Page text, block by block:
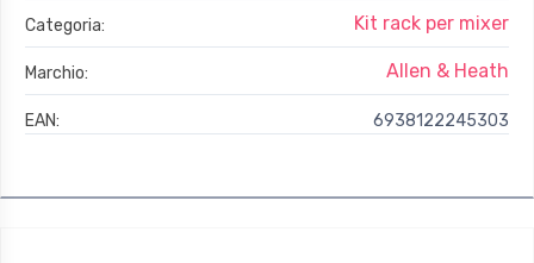
Categoria:
Kit rack per mixer
Marchio: Allen & Heath
EAN: 6938122245303